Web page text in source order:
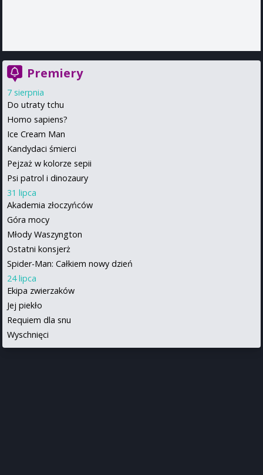
Premiery
7 sierpnia
Do utraty tchu
Homo sapiens?
Ice Cream Man
Kandydaci śmierci
Pejzaż w kolorze sepii
Psi patrol i dinozaury
31 lipca
Akademia złoczyńców
Góra mocy
Młody Waszyngton
Ostatni konsjerż
Spider-Man: Całkiem nowy dzień
24 lipca
Ekipa zwierzaków
Jej piekło
Requiem dla snu
Wyschnięci